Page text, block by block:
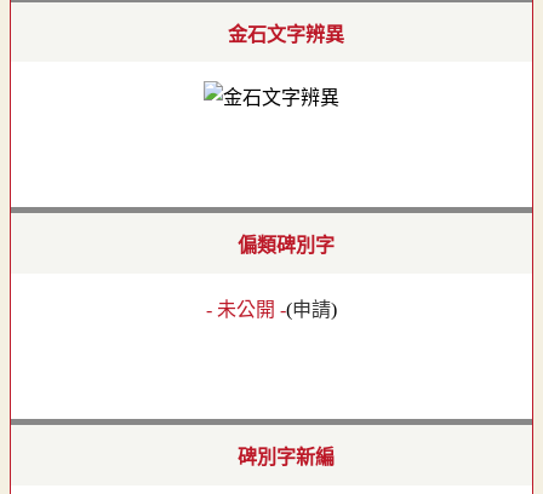
金石文字辨異
偏類碑別字
- 未公開 -(申請)
碑別字新編